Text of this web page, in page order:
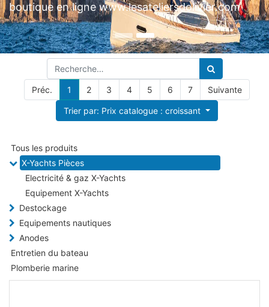
Préc. 1 2 3 4 5 6 7 Suivante
Trier par: Prix catalogue : croissant
Tous les produits
X-Yachts Pièces
Electricité & gaz X-Yachts
Equipement X-Yachts
Destockage
Equipements nautiques
Anodes
Entretien du bateau
Plomberie marine